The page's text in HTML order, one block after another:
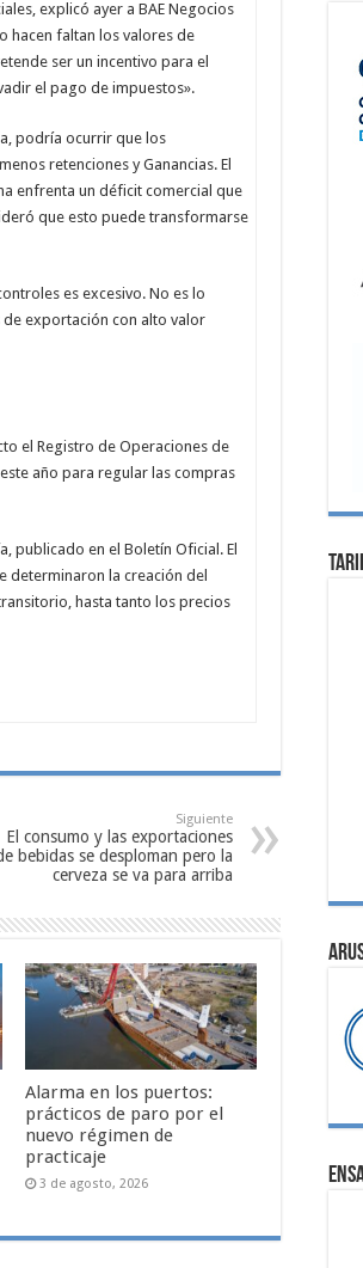
explicó ayer a BAE Negocios
hacen faltan los valores de
ser un incentivo para el
el pago de impuestos».
podría ocurrir que los
retenciones y Ganancias. El
enfrenta un déficit comercial que
que esto puede transformarse
es excesivo. No es lo
exportación con alto valor
el Registro de Operaciones de
año para regular las compras
publicado en el Boletín Oficial. El
determinaron la creación del
hasta tanto los precios
Siguiente
El consumo y las exportaciones
bebidas se desploman pero la
cerveza se va para arriba
Alarma en los puertos:
prácticos de paro por el
nuevo régimen de
practicaje
3 de agosto, 2026